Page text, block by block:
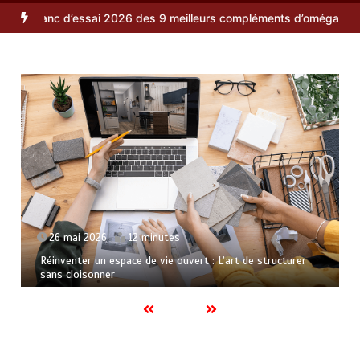
des 9 meilleurs compléments d’oméga 3 Alimentation
9 avril 2026 15 minutes
Création de site web à Béziers : 5 erreurs à éviter pour
réussir votre projet